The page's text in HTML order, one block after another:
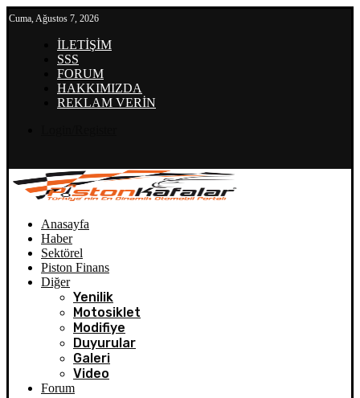
Cuma, Ağustos 7, 2026
İLETİŞİM
SSS
FORUM
HAKKIMIZDA
REKLAM VERİN
Anasayfa
Haber
Sektörel
Piston Finans
Diğer
Yenilik
Motosiklet
Modifiye
Duyurular
Galeri
Video
Forum